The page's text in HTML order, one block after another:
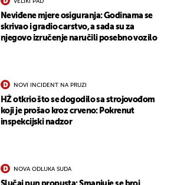
VELIKI PAD
Neviđene mjere osiguranja: Godinama se
skrivao i gradio carstvo, a sada su za
njegovo izručenje naručili posebno vozilo
NOVI INCIDENT NA PRUZI
HŽ otkrio što se dogodilo sa strojovođom
koji je prošao kroz crveno: Pokrenut
inspekcijski nadzor
NOVA ODLUKA SUDA